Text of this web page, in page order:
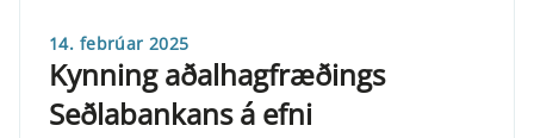
14. febrúar 2025
Kynning aðalhagfræðings
Seðlabankans á efni